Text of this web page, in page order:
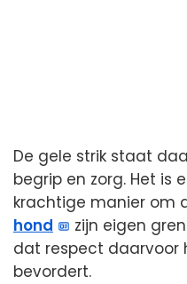
De gele strik staat
begrip en zorg. Het is
krachtige manier om
hond
zijn eigen
dat respect daarvoor
bevordert.